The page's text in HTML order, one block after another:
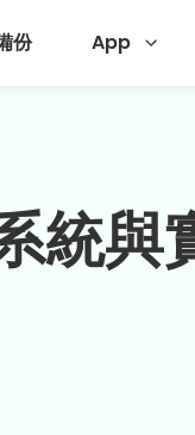
份 App
統與